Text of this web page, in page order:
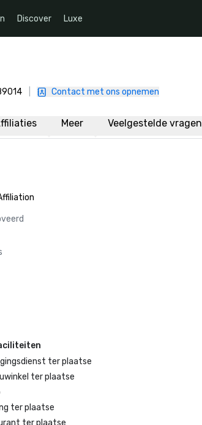
Discover Luxe
Contact met ons opnemen
Meer Veelgestelde vragen
ter plaatse
ter plaatse
ter plaatse
ter plaatse